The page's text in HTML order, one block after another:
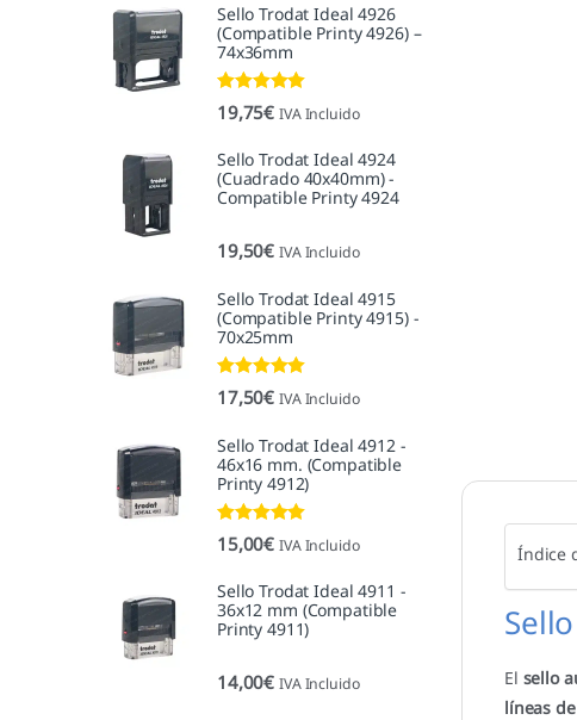
Índice
El sello
líneas
Sello Trodat Ideal 4926
(Compatible Printy 4926) –
74x36mm
Valorado con
5.00de 5
19,75€ IVA Incluido
Sello Trodat Ideal 4924
(Cuadrado 40x40mm) -
Compatible Printy 4924
19,50€ IVA Incluido
Sello Trodat Ideal 4915
(Compatible Printy 4915) -
70x25mm
Valorado con
5.00de 5
17,50€ IVA Incluido
Sello Trodat Ideal 4912 -
46x16 mm. (Compatible
Printy 4912)
Valorado con
5.00de 5
15,00€ IVA Incluido
Sello Trodat Ideal 4911 -
36x12 mm (Compatible
Printy 4911)
14,00€ IVA Incluido